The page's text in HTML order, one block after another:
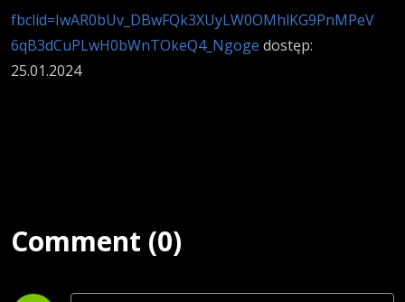
fbclid=IwAR0bUv_DBwFQk3XUyLW0OMhlKG9PnMPeV
6qB3dCuPLwH0bWnTOkeQ4_Ngoge dostęp:
25.01.2024
Comment (0)